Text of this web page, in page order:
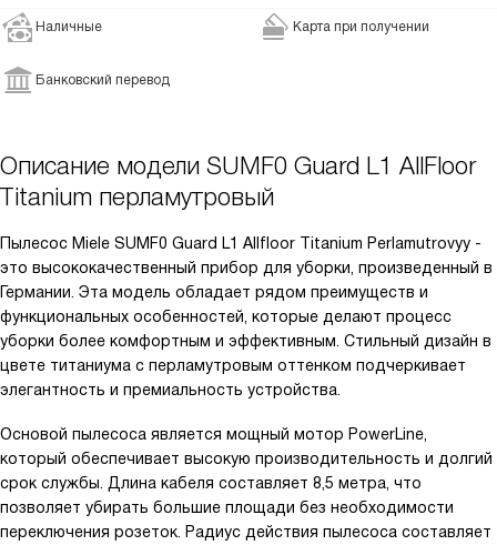
Наличные Карта при получении
Банковский перевод
Описание модели SUMF0 Guard L1 AllFloor
Titanium перламутровый
Пылесос Miele SUMF0 Guard L1 Allfloor Titanium Perlamutrovyy -
это высококачественный прибор для уборки, произведенный в
Германии. Эта модель обладает рядом преимуществ и
функциональных особенностей, которые делают процесс
уборки более комфортным и эффективным. Стильный дизайн в
цвете титаниума с перламутровым оттенком подчеркивает
элегантность и премиальность устройства.
Основой пылесоса является мощный мотор PowerLine,
который обеспечивает высокую производительность и долгий
срок службы. Длина кабеля составляет 8,5 метра, что
позволяет убирать большие площади без необходимости
переключения розеток. Радиус действия пылесоса составляет